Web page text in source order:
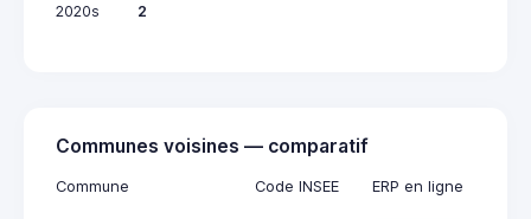
2020s
2
Communes voisines — comparatif
Commune Code INSEE ERP en ligne